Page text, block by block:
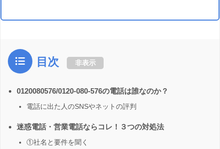
目次 非表示
0120080576/0120-080-576の電話は誰なのか？
電話に出た人のSNSやネットの評判
迷惑電話・営業電話ならコレ！３つの対処法
①社名と要件を聞く